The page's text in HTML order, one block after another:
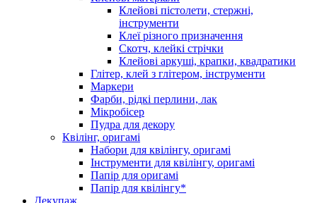
Клейові пістолети, стержні,
інструменти
Клеї різного призначення
Скотч, клейкі стрічки
Клейові аркуші, крапки, квадратики
Глітер, клей з глітером, інструменти
Маркери
Фарби, рідкі перлини, лак
Мікробісер
Пудра для декору
Квілінг, оригамі
Набори для квілінгу, оригамі
Інструменти для квілінгу, оригамі
Папір для оригамі
Папір для квілінгу*
Декупаж